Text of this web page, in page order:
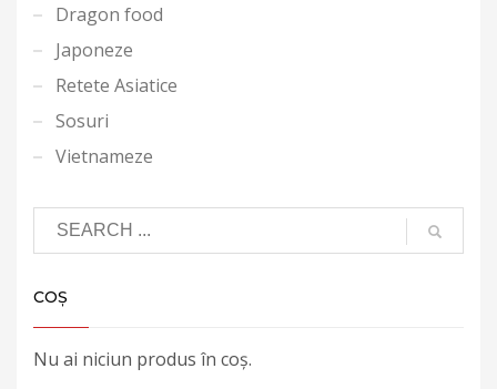
Dragon food
Japoneze
Retete Asiatice
Sosuri
Vietnameze
COȘ
Nu ai niciun produs în coș.